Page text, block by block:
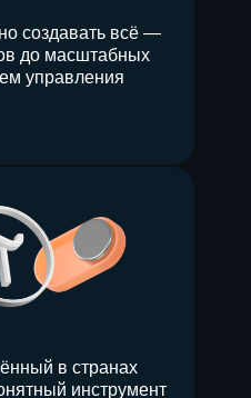
создавать всё —
до масштабных
управления
в странах
инструмент